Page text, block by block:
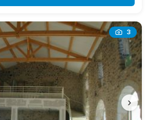
3
›